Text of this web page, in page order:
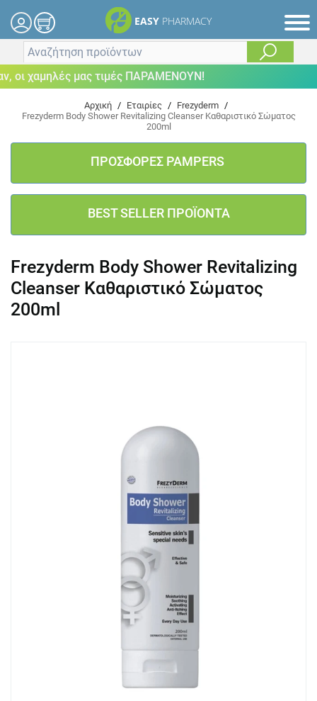
EASY PHARMACY
χαμηλές μας τιμές ΠΑΡΑΜΕΝΟΥΝ!
Αρχική / Εταιρίες / Frezyderm /
Frezyderm Body Shower Revitalizing Cleanser Καθαριστικό Σώματος
200ml
ΠΡΟΣΦΟΡΕΣ PAMPERS
BEST SELLER ΠΡΟΪΟΝΤΑ
Frezyderm Body Shower Revitalizing
Cleanser Καθαριστικό Σώματος
200ml